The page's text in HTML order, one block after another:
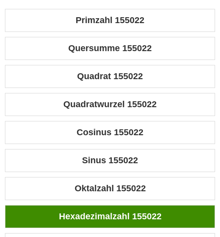
Primzahl 155022
Quersumme 155022
Quadrat 155022
Quadratwurzel 155022
Cosinus 155022
Sinus 155022
Oktalzahl 155022
Hexadezimalzahl 155022